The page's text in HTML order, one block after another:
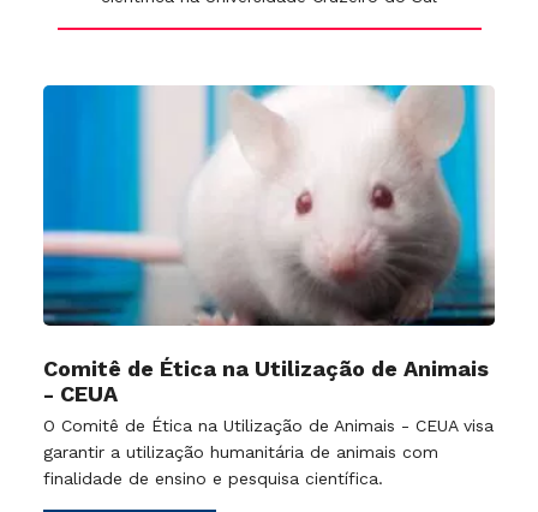
Comitê de Ética na Utilização de Animais
- CEUA
O Comitê de Ética na Utilização de Animais - CEUA visa
garantir a utilização humanitária de animais com
finalidade de ensino e pesquisa científica.